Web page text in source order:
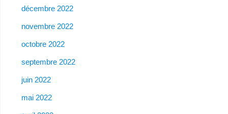
décembre 2022
novembre 2022
octobre 2022
septembre 2022
juin 2022
mai 2022